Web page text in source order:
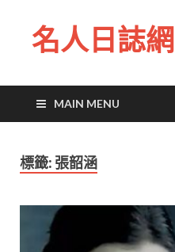
名人日誌網
MAIN MENU
標籤: 張韶涵